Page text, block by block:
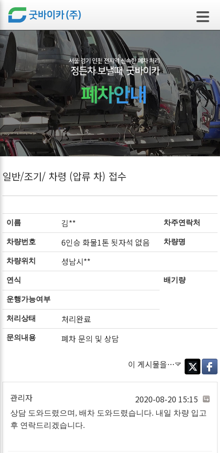
본문 바로가기
일반/조기/ 차령 (압류 차) 접수
이름 김** 차주연락처
차량번호 6인승 화물1톤 됫자석 없음 차량명
차량위치 성남시**
연식 배기량
운행가능여부
처리상태 처리완료
문의내용 폐차 문의 및 상담
이 게시물을…
Twitter
관리자 2020-08-20 15:15
상담 도와드렸으며, 배차 도와드렸습니다. 내일 차량 입고
후 연락드리겠습니다.